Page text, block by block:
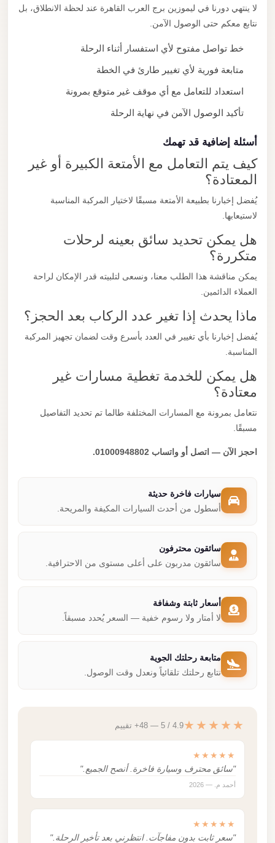
لا ينتهي دورنا في ليموزين برج العرب القاهرة عند لحظة الانطلاق، بل
نتابع معكم حتى الوصول الآمن.
خط تواصل مفتوح لأي استفسار أثناء الرحلة
متابعة فورية لأي تغيير طارئ في الخطة
استعداد للتعامل مع أي موقف غير متوقع بمرونة
تأكيد الوصول الآمن في نهاية الرحلة
أسئلة إضافية قد تهمك
كيف يتم التعامل مع الأمتعة الكبيرة أو غير
المعتادة؟
يُفضل إخبارنا بطبيعة الأمتعة مسبقًا لاختيار المركبة المناسبة
لاستيعابها.
هل يمكن تحديد سائق بعينه لرحلات
متكررة؟
يمكن مناقشة هذا الطلب معنا، ونسعى لتلبيته قدر الإمكان لراحة
العملاء الدائمين.
ماذا يحدث إذا تغير عدد الركاب بعد الحجز؟
يُفضل إخبارنا بأي تغيير في العدد بأسرع وقت لضمان تجهيز المركبة
المناسبة.
هل يمكن للخدمة تغطية مسارات غير
معتادة؟
نتعامل بمرونة مع المسارات المختلفة طالما تم تحديد التفاصيل
مسبقًا.
احجز الآن — اتصل أو واتساب 01000948802.
سيارات فاخرة حديثة
أسطول من أحدث السيارات المكيفة والمريحة.
سائقون محترفون
سائقون مدربون على أعلى مستوى من الاحترافية.
أسعار ثابتة وشفافة
لا أمتار ولا رسوم خفية — السعر يُحدد مسبقاً.
متابعة رحلتك الجوية
نتابع رحلتك تلقائياً ونعدل وقت الوصول.
★★★★★4.9 / 5 — 48+ تقييم
★★★★★
"سائق محترف وسيارة فاخرة. أنصح الجميع."
أحمد م. — 2026
★★★★★
"سعر ثابت بدون مفاجآت. انتظرني بعد تأخير الرحلة."